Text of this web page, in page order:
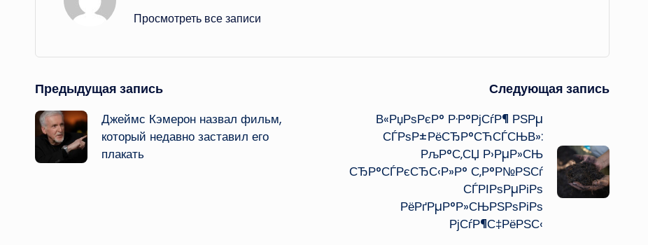
Просмотреть все записи
Навигация
записи
Предыдущая запись
Джеймс Кэмерон назвал фильм,
который недавно заставил его
плакать
Следующая запись
В«РџРѕРєР° Р·Р°РјСѓР¶ РЅРµ
СЃРѕР±РёСЂР°СЋСЃСЊВ»:
РљР°С‚СЏ Р›РµР»СЊ
СЂР°СЃРєСЂС‹Р»Р° С‚Р°Р№РЅСѓ
СЃРІРѕРµРіРѕ
РёРґРµР°Р»СЊРЅРѕРіРѕ
РјСѓР¶С‡РёРЅС‹